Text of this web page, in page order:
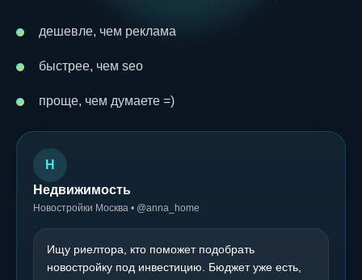
дешевле, чем реклама
быстрее, чем seo
проще, чем думаете =)
Н
Недвижимость
Новостройки Москва • @anna_home
Ищу риелтора, кто поможет подобрать
новостройку под инвестицию. Бюджет уже есть,